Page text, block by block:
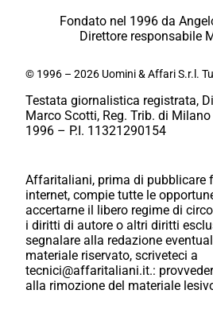
Fondato nel 1996 da
Direttore responsabile
© 1996 – 2026 Uomini & Affari S.r.l.
Testata giornalistica registrata,
Marco Scotti, Reg. Trib. di Milano
1996 – P.I. 11321290154
Affaritaliani, prima di pubblicare
internet, compie tutte le
accertarne il libero regime di
i diritti di autore o altri diritti
segnalare alla redazione
materiale riservato, scriveteci a
tecnici@affaritaliani.it.:
alla rimozione del materiale